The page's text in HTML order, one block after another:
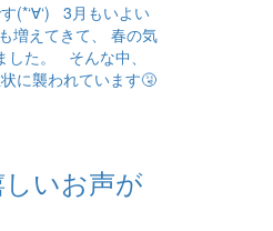
(*‘∀‘) 3月もいよい
増えてきて、 春の気
した。 そんな中、
に襲われています🤧
いお声が